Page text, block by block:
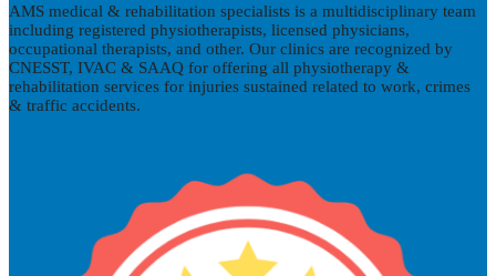
AMS medical & rehabilitation specialists is a multidisciplinary team
including registered physiotherapists, licensed physicians,
occupational therapists, and other. Our clinics are recognized by
CNESST, IVAC & SAAQ for offering all physiotherapy &
rehabilitation services for injuries sustained related to work, crimes
& traffic accidents.